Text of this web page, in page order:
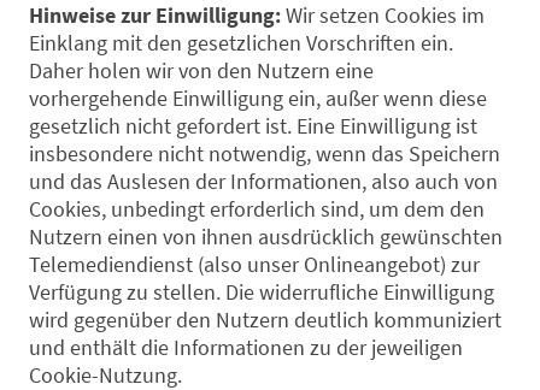
Hinweise zur Einwilligung:Wir setzen Cookies im
Einklang mit den gesetzlichen Vorschriften ein.
Daher holen wir von den Nutzern eine
vorhergehende Einwilligung ein, außer wenn diese
gesetzlich nicht gefordert ist. Eine Einwilligung ist
insbesondere nicht notwendig, wenn das Speichern
und das Auslesen der Informationen, also auch von
Cookies, unbedingt erforderlich sind, um dem den
Nutzern einen von ihnen ausdrücklich gewünschten
Telemediendienst (also unser Onlineangebot) zur
Verfügung zu stellen. Die widerrufliche Einwilligung
wird gegenüber den Nutzern deutlich kommuniziert
und enthält die Informationen zu der jeweiligen
Cookie-Nutzung.